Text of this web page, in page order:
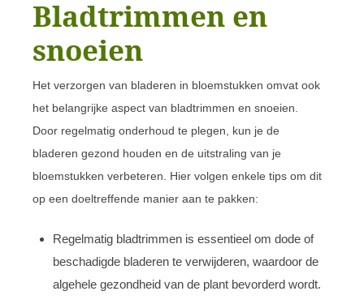
Bladtrimmen en
snoeien
Het verzorgen van bladeren in bloemstukken omvat ook
het belangrijke aspect van bladtrimmen en snoeien.
Door regelmatig onderhoud te plegen, kun je de
bladeren gezond houden en de uitstraling van je
bloemstukken verbeteren. Hier volgen enkele tips om dit
op een doeltreffende manier aan te pakken:
Regelmatig bladtrimmen is essentieel om dode of
beschadigde bladeren te verwijderen, waardoor de
algehele gezondheid van de plant bevorderd wordt.